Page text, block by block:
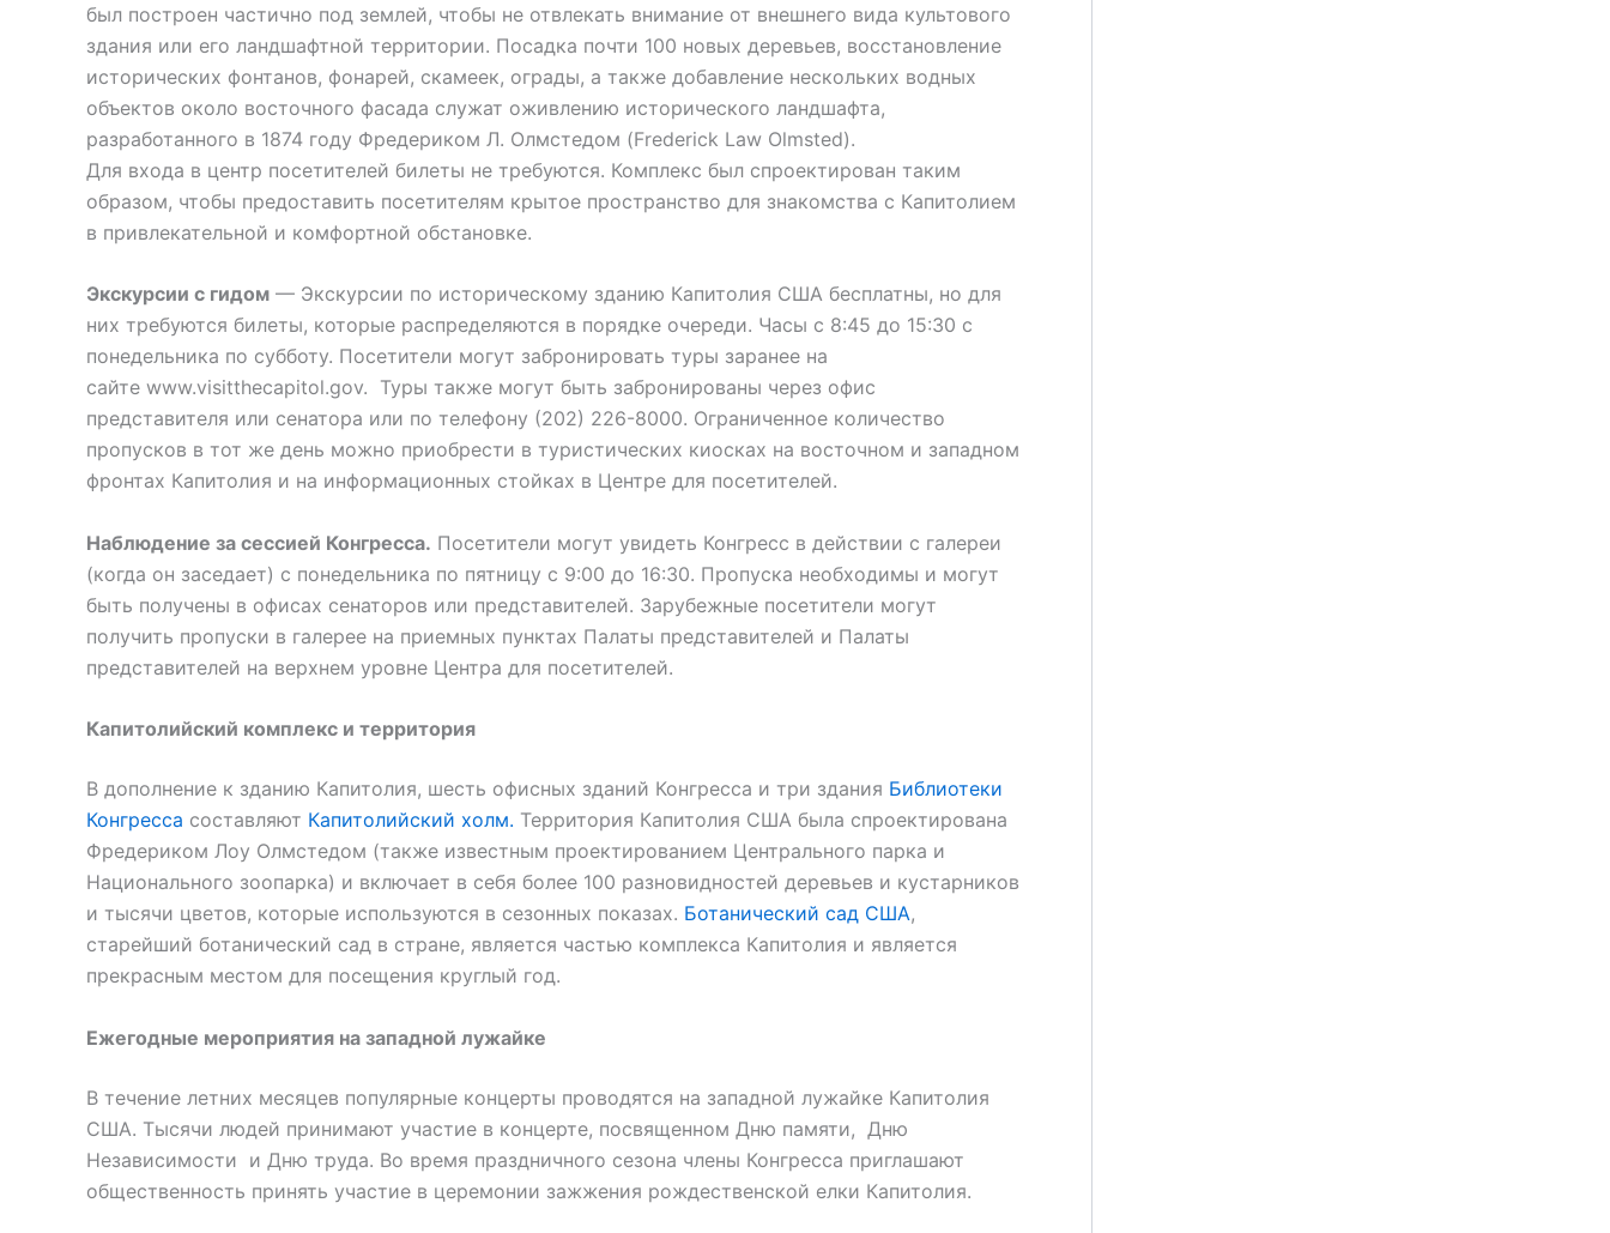
был построен частично под землей, чтобы не отвлекать внимание от внешнего вида культового
здания или его ландшафтной территории. Посадка почти 100 новых деревьев, восстановление
исторических фонтанов, фонарей, скамеек, ограды, а также добавление нескольких водных
объектов около восточного фасада служат оживлению исторического ландшафта,
разработанного в 1874 году Фредериком Л. Олмстедом (Frederick Law Olmsted).
Для входа в центр посетителей билеты не требуются. Комплекс был спроектирован таким
образом, чтобы предоставить посетителям крытое пространство для знакомства с Капитолием
в привлекательной и комфортной обстановке.
Экскурсии с гидом — Экскурсии по историческому зданию Капитолия США бесплатны, но для
них требуются билеты, которые распределяются в порядке очереди. Часы с 8:45 до 15:30 с
понедельника по субботу. Посетители могут забронировать туры заранее на
сайте www.visitthecapitol.gov. Туры также могут быть забронированы через офис
представителя или сенатора или по телефону (202) 226-8000. Ограниченное количество
пропусков в тот же день можно приобрести в туристических киосках на восточном и западном
фронтах Капитолия и на информационных стойках в Центре для посетителей.
Наблюдение за сессией Конгресса. Посетители могут увидеть Конгресс в действии с галереи
(когда он заседает) с понедельника по пятницу с 9:00 до 16:30. Пропуска необходимы и могут
быть получены в офисах сенаторов или представителей. Зарубежные посетители могут
получить пропуски в галерее на приемных пунктах Палаты представителей и Палаты
представителей на верхнем уровне Центра для посетителей.
Капитолийский комплекс и территория
В дополнение к зданию Капитолия, шесть офисных зданий Конгресса и три здания Библиотеки
Конгресса составляют Капитолийский холм. Территория Капитолия США была спроектирована
Фредериком Лоу Олмстедом (также известным проектированием Центрального парка и
Национального зоопарка) и включает в себя более 100 разновидностей деревьев и кустарников
и тысячи цветов, которые используются в сезонных показах. Ботанический сад США,
старейший ботанический сад в стране, является частью комплекса Капитолия и является
прекрасным местом для посещения круглый год.
Ежегодные мероприятия на западной лужайке
В течение летних месяцев популярные концерты проводятся на западной лужайке Капитолия
США. Тысячи людей принимают участие в концерте, посвященном Дню памяти, Дню
Независимости и Дню труда. Во время праздничного сезона члены Конгресса приглашают
общественность принять участие в церемонии зажжения рождественской елки Капитолия.